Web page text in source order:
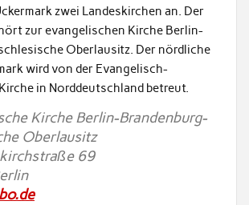
zwei Landeskirchen an. Der
zur evangelischen Kirche Berlin-
Oberlausitz. Der nördliche
wird von der Evangelisch-
in Norddeutschland betreut.
Kirche Berlin-Brandenburg-
Oberlausitz
69